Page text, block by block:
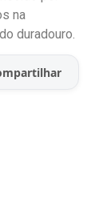
na
duradouro.